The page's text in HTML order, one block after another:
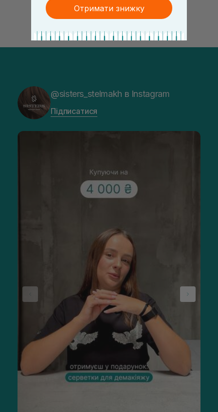
@sisters_stelmakh в Instagram
Підписатися
Отримати знижку